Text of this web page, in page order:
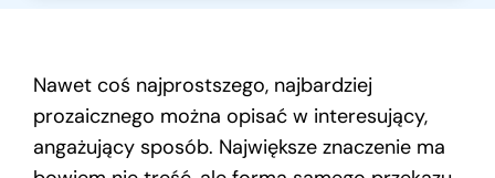
Nawet coś najprostszego, najbardziej
prozaicznego można opisać w interesujący,
angażujący sposób. Największe znaczenie ma